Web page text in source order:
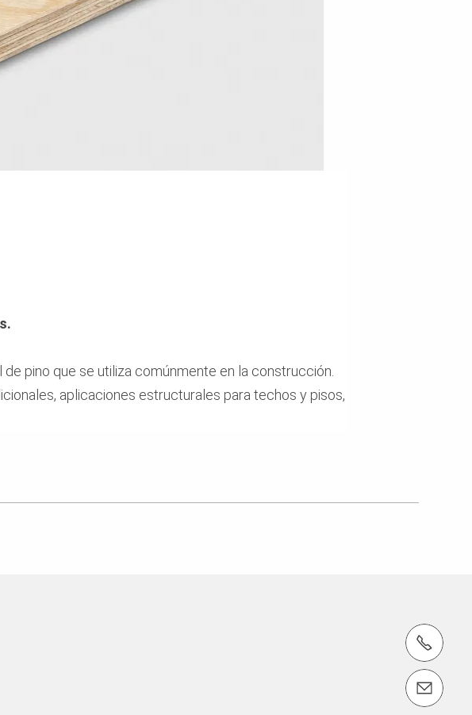
pino que se utiliza comúnmente en la construcción.
aplicaciones estructurales para techos y pisos,